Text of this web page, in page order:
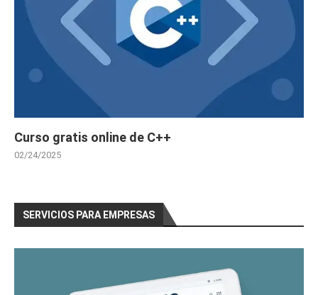
Curso gratis online de C++
02/24/2025
SERVICIOS PARA EMPRESAS